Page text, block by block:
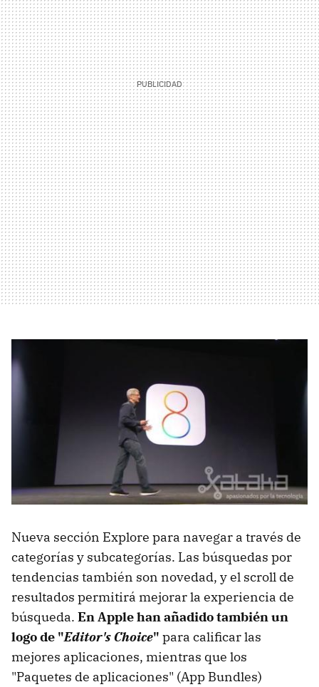
Nueva sección Explore para navegar a través de
categorías y subcategorías. Las búsquedas por
tendencias también son novedad, y el scroll de
resultados permitirá mejorar la experiencia de
búsqueda. En Apple han añadido también un
logo de "Editor's Choice" para calificar las
mejores aplicaciones, mientras que los
"Paquetes de aplicaciones" (App Bundles)